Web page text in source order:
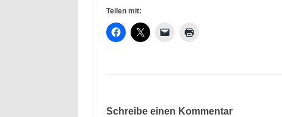
Teilen mit:
Schreibe einen Kommentar